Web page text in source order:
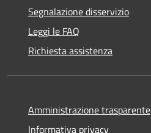
Segnalazione disservizio
Leggi le FAQ
Richiesta assistenza
Amministrazione trasparente
Informativa privacy